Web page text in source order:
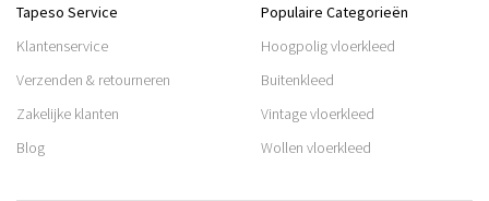
Tapeso Service
Klantenservice
Verzenden & retourneren
Zakelijke klanten
Blog
Populaire Categorieën
Hoogpolig vloerkleed
Buitenkleed
Vintage vloerkleed
Wollen vloerkleed